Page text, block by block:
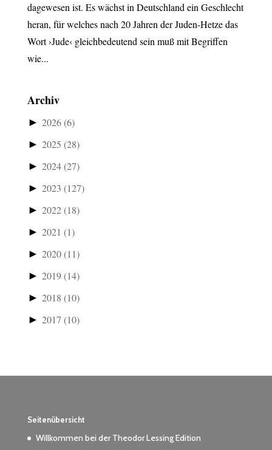
dagewesen ist. Es wächst in Deutschland ein Geschlecht
heran, für welches nach 20 Jahren der Juden-Hetze das
Wort ›Jude‹ gleichbedeutend sein muß mit Begriffen
wie...
Archiv
► 2026(6)
► 2025 (28)
► 2024(27)
► 2023 (127)
► 2022(18)
► 2021 (1)
► 2020(11)
► 2019(14)
► 2018 (10)
► 2017 (10)
Seitenübersicht
Willkommen bei der Theodor Lessing Edition